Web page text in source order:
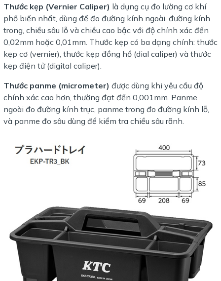
Thước kẹp (Vernier Caliper) là dụng cụ đo lường cơ khí
phổ biến nhất, dùng để đo đường kính ngoài, đường kính
trong, chiều sâu lỗ và chiều cao bậc với độ chính xác đến
0,02mm hoặc 0,01mm. Thước kẹp có ba dạng chính: thước
kẹp cơ (vernier), thước kẹp đồng hồ (dial caliper) và thước
kẹp điện tử (digital caliper).
Thước panme (micrometer) được dùng khi yêu cầu độ
chính xác cao hơn, thường đạt đến 0,001mm. Panme
ngoài đo đường kính trục, panme trong đo đường kính lỗ,
và panme đo sâu dùng để kiểm tra chiều sâu rãnh.